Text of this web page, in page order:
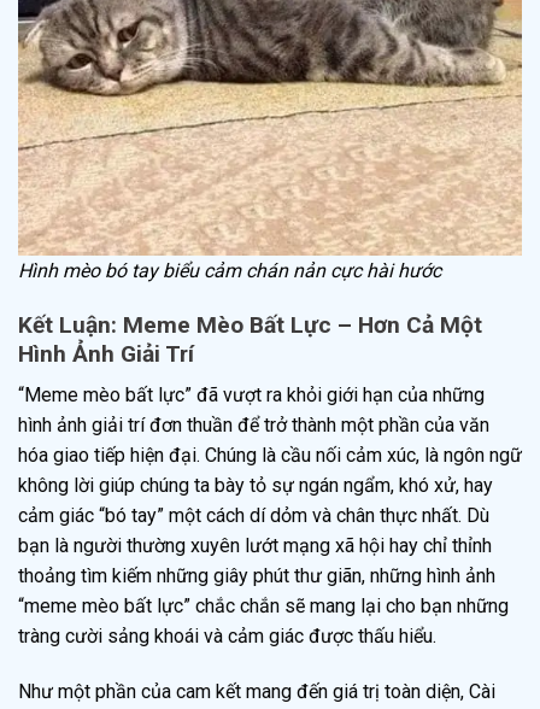
Hình mèo bó tay biểu cảm chán nản cực hài hước
Kết Luận: Meme Mèo Bất Lực – Hơn Cả Một
Hình Ảnh Giải Trí
“Meme mèo bất lực” đã vượt ra khỏi giới hạn của những
hình ảnh giải trí đơn thuần để trở thành một phần của văn
hóa giao tiếp hiện đại. Chúng là cầu nối cảm xúc, là ngôn ngữ
không lời giúp chúng ta bày tỏ sự ngán ngẩm, khó xử, hay
cảm giác “bó tay” một cách dí dỏm và chân thực nhất. Dù
bạn là người thường xuyên lướt mạng xã hội hay chỉ thỉnh
thoảng tìm kiếm những giây phút thư giãn, những hình ảnh
“meme mèo bất lực” chắc chắn sẽ mang lại cho bạn những
tràng cười sảng khoái và cảm giác được thấu hiểu.
Như một phần của cam kết mang đến giá trị toàn diện, Cài